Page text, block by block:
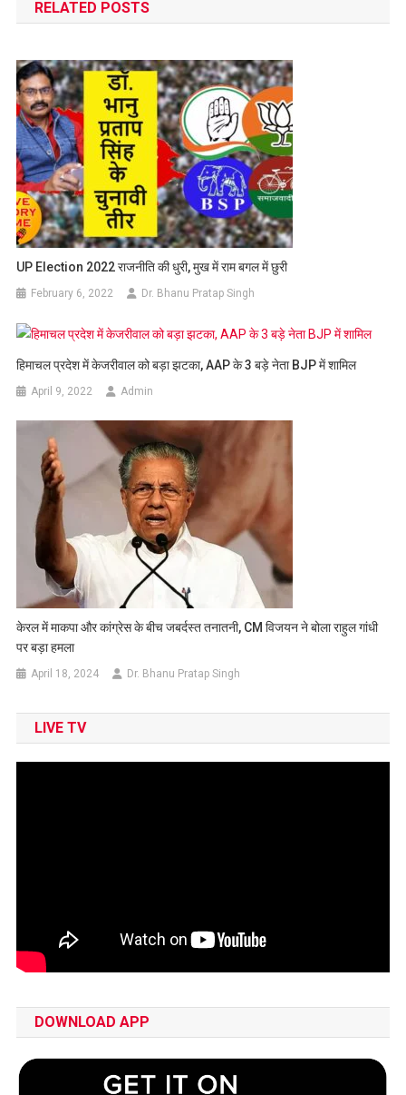
RELATED POSTS
UP Election 2022 राजनीति की धुरी, मुख में राम बगल में छुरी
February 6, 2022 Dr. Bhanu Pratap Singh
हिमाचल प्रदेश में केजरीवाल को बड़ा झटका, AAP के 3 बड़े नेता BJP में शामिल
April 9, 2022 Admin
केरल में माकपा और कांग्रेस के बीच जबर्दस्‍त तनातनी, CM विजयन ने बोला राहुल गांधी
पर बड़ा हमला
April 18, 2024 Dr. Bhanu Pratap Singh
LIVE TV
DOWNLOAD APP